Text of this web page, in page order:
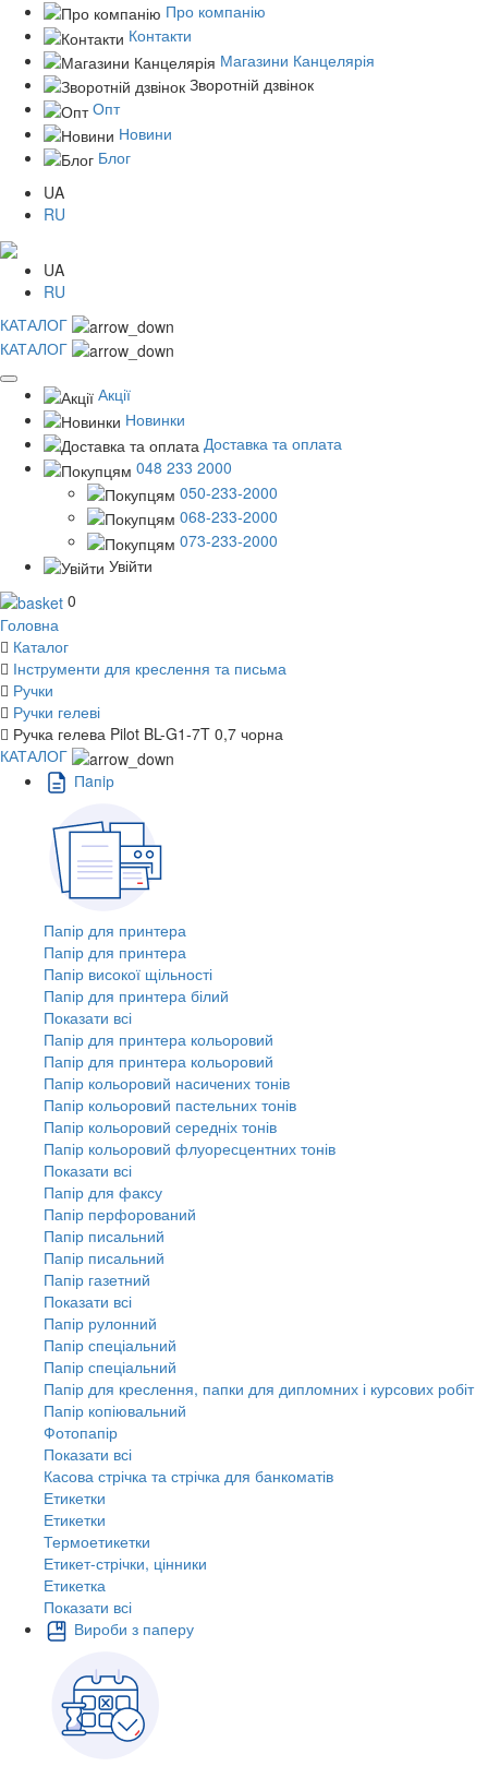
Про компанію
Контакти
Магазини Канцелярія
Зворотній дзвінок
Опт
Новини
Блог
UA
RU
UA
RU
КАТАЛОГ
КАТАЛОГ
Акції
Новинки
Доставка та оплата
048 233 2000
050-233-2000
068-233-2000
073-233-2000
Увійти
0
Головна
Каталог
Інструменти для креслення та письма
Ручки
Ручки гелеві
Ручка гелева Pilot BL-G1-7T 0,7 чорна
КАТАЛОГ
Пaпiр
Папір для принтера
Папір для принтера
Папір високої щільності
Папір для принтера білий
Показати всі
Папір для принтера кольоровий
Папір для принтера кольоровий
Папір кольоровий насичених тонів
Папір кольоровий пастельних тонів
Папір кольоровий середніх тонів
Папір кольоровий флуоресцентних тонів
Показати всі
Папір для факсу
Папір перфорований
Папір писальний
Папір писальний
Папір газетний
Показати всі
Папір рулонний
Папір спеціальний
Папір спеціальний
Папір для креслення, папки для дипломних і курсових робіт
Папір копіювальний
Фотопапір
Показати всі
Касова стрічка та стрічка для банкоматів
Етикетки
Етикетки
Термоетикетки
Етикет-стрічки, цінники
Етикетка
Показати всі
Вироби з паперу